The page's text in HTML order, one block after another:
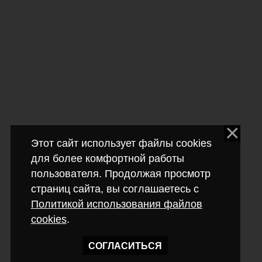
Этот сайт использует файлы cookies
для более комфортной работы
пользователя. Продолжая просмотр
страниц сайта, вы соглашаетесь с
Политикой использования файлов
cookies.
СОГЛАСИТЬСЯ